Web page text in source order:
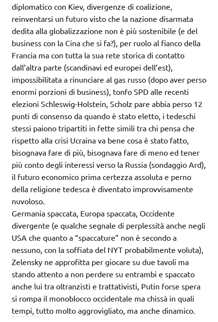
diplomatico con Kiev, divergenze di coalizione,
reinventarsi un futuro visto che la nazione disarmata
dedita alla globalizzazione non è più sostenibile (e del
business con la Cina che si fa?), per ruolo al fianco della
Francia ma con tutta la sua rete storica di contatto
dall’altra parte (scandinavi ed europei dell’est),
impossibilitata a rinunciare al gas russo (dopo aver perso
enormi porzioni di business), tonfo SPD alle recenti
elezioni Schleswig-Holstein, Scholz pare abbia perso 12
punti di consenso da quando è stato eletto, i tedeschi
stessi paiono tripartiti in fette simili tra chi pensa che
rispetto alla crisi Ucraina va bene cosa è stato fatto,
bisognava fare di più, bisognava fare di meno ed tener
più conto degli interessi verso la Russia (sondaggio Ard),
il futuro economico prima certezza assoluta e perno
della religione tedesca è diventato improvvisamente
nuvoloso.
Germania spaccata, Europa spaccata, Occidente
divergente (e qualche segnale di perplessità anche negli
USA che quanto a “spaccature” non è secondo a
nessuno, con la soffiata del NYT probabilmente voluta),
Zelensky ne approfitta per giocare su due tavoli ma
stando attento a non perdere su entrambi e spaccato
anche lui tra oltranzisti e trattativisti, Putin forse spera
si rompa il monoblocco occidentale ma chissà in quali
tempi, tutto molto aggrovigliato, ma anche dinamico.